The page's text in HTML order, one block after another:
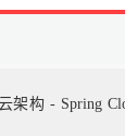
架构 - Spring